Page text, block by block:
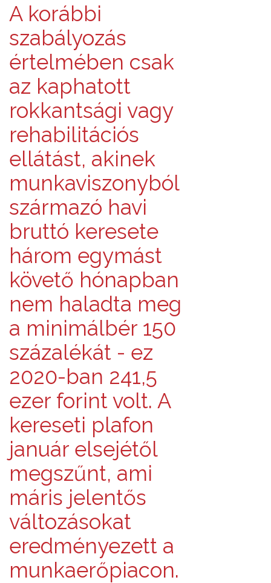
A korábbi
szabályozás
értelmében csak
az kaphatott
rokkantsági vagy
rehabilitációs
ellátást, akinek
munkaviszonyból
származó havi
bruttó keresete
három egymást
követő hónapban
nem haladta meg
a minimálbér 150
százalékát - ez
2020-ban 241,5
ezer forint volt. A
kereseti plafon
január elsejétől
megszűnt, ami
máris jelentős
változásokat
eredményezett a
munkaerőpiacon.